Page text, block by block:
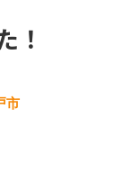
！
市